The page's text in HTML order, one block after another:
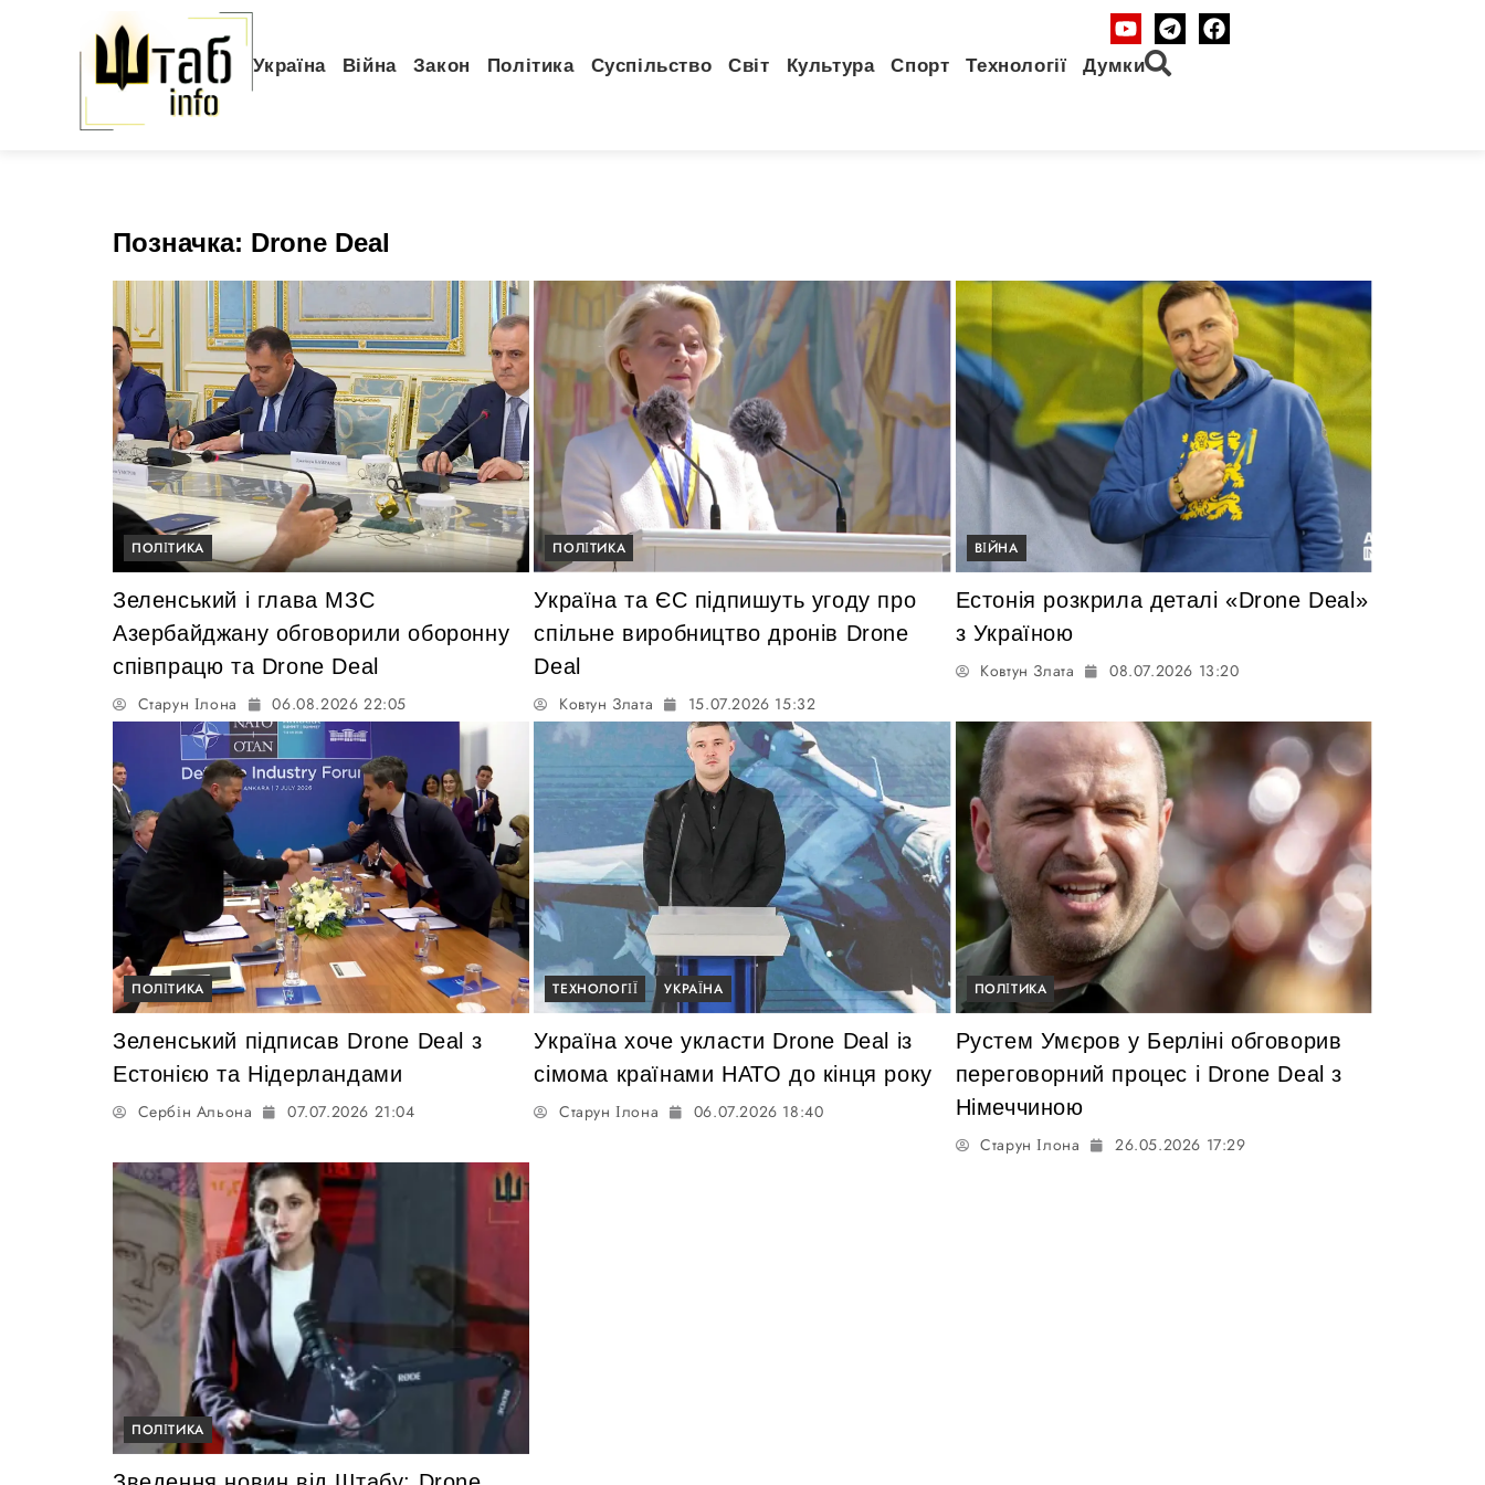
Україна Війна Закон Політика Суспільство Світ Культура Спорт Технології Думки
Позначка: Drone Deal
ПОЛІТИКА
Зеленський і глава МЗС
Азербайджану обговорили оборонну
співпрацю та Drone Deal
Старун Ілона 06.08.2026 22:05
ПОЛІТИКА
Україна та ЄС підпишуть угоду про
спільне виробництво дронів Drone
Deal
Ковтун Злата 15.07.2026 15:32
ВІЙНА
Естонія розкрила деталі «Drone Deal»
з Україною
Ковтун Злата 08.07.2026 13:20
ПОЛІТИКА
Зеленський підписав Drone Deal з
Естонією та Нідерландами
Сербін Альона 07.07.2026 21:04
ТЕХНОЛОГІЇ УКРАЇНА
Україна хоче укласти Drone Deal із
сімома країнами НАТО до кінця року
Старун Ілона 06.07.2026 18:40
ПОЛІТИКА
Рустем Умєров у Берліні обговорив
переговорний процес і Drone Deal з
Німеччиною
Старун Ілона 26.05.2026 17:29
ПОЛІТИКА